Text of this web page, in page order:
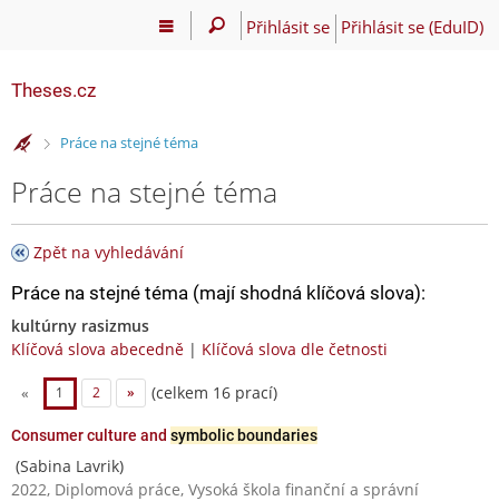
Přihlásit se Přihlásit se (EduID)
Theses.cz
>Práce na stejné téma
Práce na stejné téma
Zpět na vyhledávání
Práce na stejné téma (mají shodná klíčová slova):
kultúrny rasizmus
Klíčová slova abecedně | Klíčová slova dle četnosti
« 1 2 » (celkem 16 prací)
Consumer culture and symbolic boundaries
(Sabina Lavrik)
2022, Diplomová práce, Vysoká škola finanční a správní